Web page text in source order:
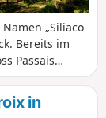
„Siliaco
Bereits im
Passais
gehörte,
an der
Corneille.
in